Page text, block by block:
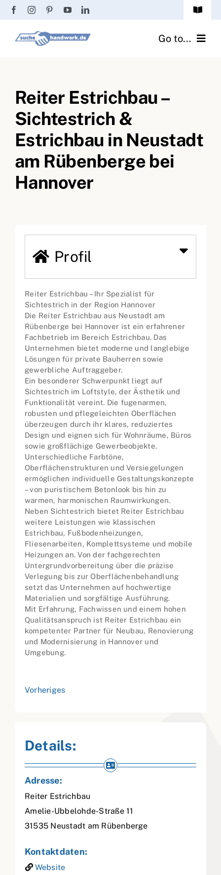
Zum
springen
Toggle
Passwort vergessen? Go to...
Fliesenrechner
Handwerker Ratgeber
Wir über uns
Reiter Estrichbau –
Sichtestrich &
Estrichbau in Neustadt
am Rübenberge bei
Hannover
Profil
Reiter Estrichbau – Ihr Spezialist für
Sichtestrich in der Region Hannover
Die Reiter Estrichbau aus Neustadt am
Rübenberge bei Hannover ist ein erfahrener
Fachbetrieb im Bereich Estrichbau. Das
Unternehmen bietet moderne und langlebige
Lösungen für private Bauherren sowie
gewerbliche Auftraggeber.
Ein besonderer Schwerpunkt liegt auf
Sichtestrich im Loftstyle, der Ästhetik und
Funktionalität vereint. Die fugenarmen,
robusten und pflegeleichten Oberflächen
überzeugen durch ihr klares, reduziertes
Design und eignen sich für Wohnräume, Büros
sowie großflächige Gewerbeobjekte.
Unterschiedliche Farbtöne,
Oberflächenstrukturen und Versiegelungen
ermöglichen individuelle Gestaltungskonzepte
– von puristischem Betonlook bis hin zu
warmen, harmonischen Raumwirkungen.
Neben Sichtestrich bietet Reiter Estrichbau
weitere Leistungen wie klassischen
Estrichbau, Fußbodenheizungen,
Fliesenarbeiten, Komplettsysteme und mobile
Heizungen an. Von der fachgerechten
Untergrundvorbereitung über die präzise
Verlegung bis zur Oberflächenbehandlung
setzt das Unternehmen auf hochwertige
Materialien und sorgfältige Ausführung.
Mit Erfahrung, Fachwissen und einem hohen
Qualitätsanspruch ist Reiter Estrichbau ein
kompetenter Partner für Neubau, Renovierung
und Modernisierung in Hannover und
Umgebung.
Vorheriges
Details:
Adresse:
Reiter Estrichbau
Amelie-Ubbelohde-Straße 11
31535 Neustadt am Rübenberge
Kontaktdaten:
Website